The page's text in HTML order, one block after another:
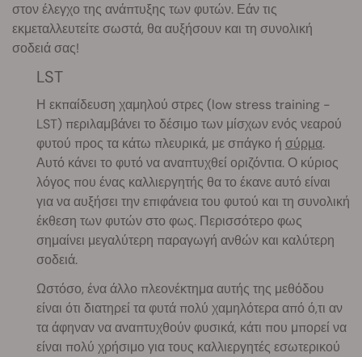
στον έλεγχο της ανάπτυξης των φυτών. Εάν τις
εκμεταλλευτείτε σωστά, θα αυξήσουν και τη συνολική
σοδειά σας!
LST
Η εκπαίδευση χαμηλού στρες (low stress training -
LST) περιλαμβάνει το δέσιμο των μίσχων ενός νεαρού
φυτού προς τα κάτω πλευρικά, με σπάγκο ή σύρμα.
Αυτό κάνει το φυτό να αναπτυχθεί οριζόντια. Ο κύριος
λόγος που ένας καλλιεργητής θα το έκανε αυτό είναι
για να αυξήσει την επιφάνεια του φυτού και τη συνολική
έκθεση των φυτών στο φως. Περισσότερο φως
σημαίνει μεγαλύτερη παραγωγή ανθών και καλύτερη
σοδειά.
Ωστόσο, ένα άλλο πλεονέκτημα αυτής της μεθόδου
είναι ότι διατηρεί τα φυτά πολύ χαμηλότερα από ό,τι αν
τα άφηναν να αναπτυχθούν φυσικά, κάτι που μπορεί να
είναι πολύ χρήσιμο για τους καλλιεργητές εσωτερικού